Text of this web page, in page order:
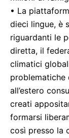
• La
dieci lingue, è
riguardanti le
diretta, il
climatici
problematiche
all’estero
creati
formarsi
così presso la